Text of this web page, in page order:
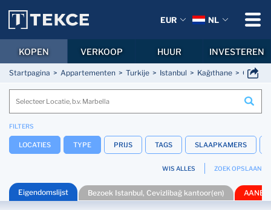
Startpagina Appartementen Turkije Istanbul Kağıthane Gürsel
FILTERS
LOCATIES TYPE PRIJS TAGS SLAAPKAMERS
WIS ALLES ZOEK OPSLAAN
Eigendomslijst Bezoek Istanbul, Cevizlibağ kantoor(en)
EUR NL
KOPEN VERKOOP HUUR INVESTEREN